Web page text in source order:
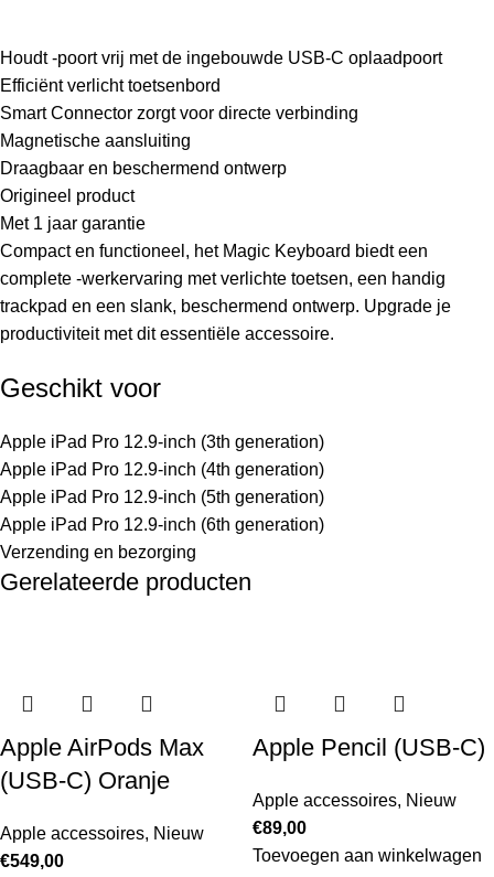
Houdt -poort vrij met de ingebouwde USB-C oplaadpoort
Efficiënt verlicht toetsenbord
Smart Connector zorgt voor directe verbinding
Magnetische aansluiting
Draagbaar en beschermend ontwerp
Origineel product
Met 1 jaar garantie
Compact en functioneel, het Magic Keyboard biedt een
complete -werkervaring met verlichte toetsen, een handig
trackpad en een slank, beschermend ontwerp. Upgrade je
productiviteit met dit essentiële accessoire.
Geschikt voor
Apple iPad Pro 12.9-inch (3th generation)
Apple iPad Pro 12.9-inch (4th generation)
Apple iPad Pro 12.9-inch (5th generation)
Apple iPad Pro 12.9-inch (6th generation)
Verzending en bezorging
Gerelateerde producten
Apple AirPods Max
(USB-C) Oranje
Apple accessoires, Nieuw
€549,00
Apple Pencil (USB-C)
Apple accessoires, Nieuw
€89,00
Toevoegen aan winkelwagen